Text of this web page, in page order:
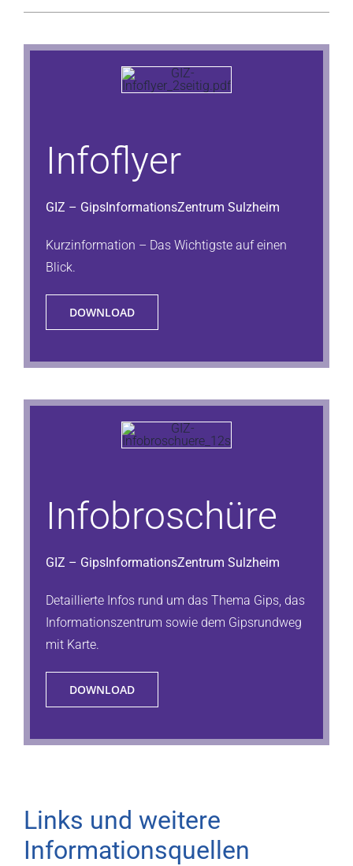
Infoflyer
GIZ – GipsInformationsZentrum Sulzheim
Kurzinformation – Das Wichtigste auf einen
Blick.
DOWNLOAD
Infobroschüre
GIZ – GipsInformationsZentrum Sulzheim
Detaillierte Infos rund um das Thema Gips, das
Informationszentrum sowie dem Gipsrundweg
mit Karte.
DOWNLOAD
Links und weitere
Informationsquellen